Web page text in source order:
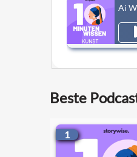
Ai
Beste
1